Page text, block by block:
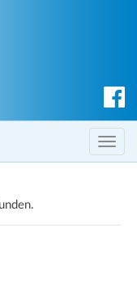
c
h T
o
l